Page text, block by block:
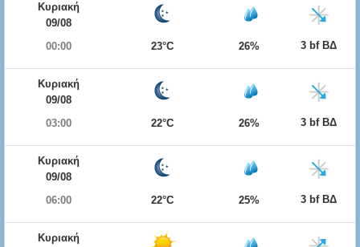
Κυριακή
09/08
00:00
23°C 26% 3 bf ΒΔ
Κυριακή
09/08
03:00
22°C 26% 3 bf ΒΔ
Κυριακή
09/08
06:00
22°C 25% 3 bf ΒΔ
Κυριακή